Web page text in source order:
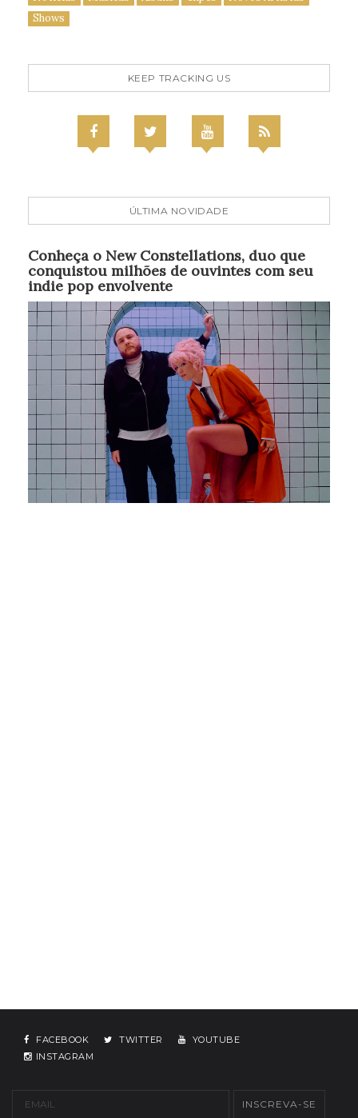
Shows
KEEP TRACKING US
ÚLTIMA NOVIDADE
Conheça o New Constellations, duo que
conquistou milhões de ouvintes com seu
indie pop envolvente
FACEBOOK TWITTER
YOUTUBE
INSTAGRAM